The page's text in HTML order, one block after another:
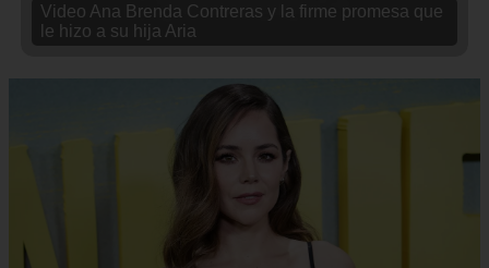
Video Ana Brenda Contreras y la firme promesa que
le hizo a su hija Aria